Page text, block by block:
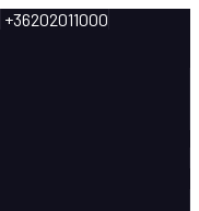
+36202011000